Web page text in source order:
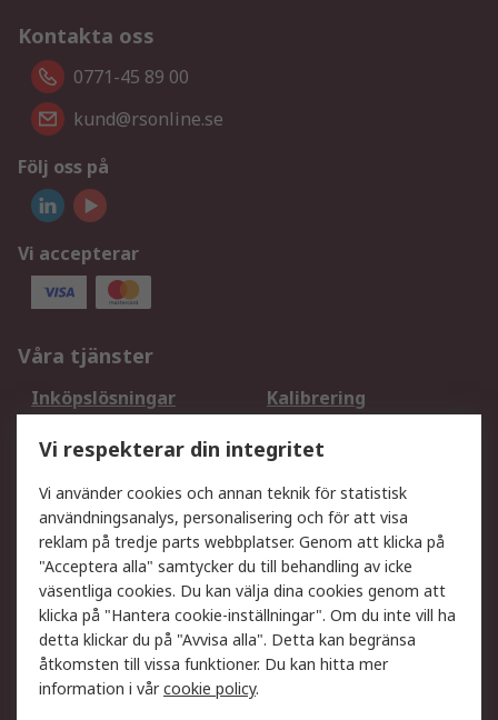
Kontakta oss
0771-45 89 00
kund@rsonline.se
Följ oss på
Vi accepterar
Våra tjänster
Inköpslösningar
Kalibrering
DesignSpark
Teknisk Support
Ditt lokala säljteam
Exportlösningar
Support
Få hjälp
Retur av varor
Leverans
Spåra din order
Begär en fakturakopi
Fördelar med RS-konto
Betalningsalternativ
Vi respekterar din integritet
Vi använder cookies och annan teknik för statistisk
användningsanalys, personalisering och för att visa
reklam på tredje parts webbplatser. Genom att klicka på
"Acceptera alla" samtycker du till behandling av icke
väsentliga cookies. Du kan välja dina cookies genom att
klicka på "Hantera cookie-inställningar". Om du inte vill ha
detta klickar du på "Avvisa alla". Detta kan begränsa
åtkomsten till vissa funktioner. Du kan hitta mer
information i vårcookie policy.